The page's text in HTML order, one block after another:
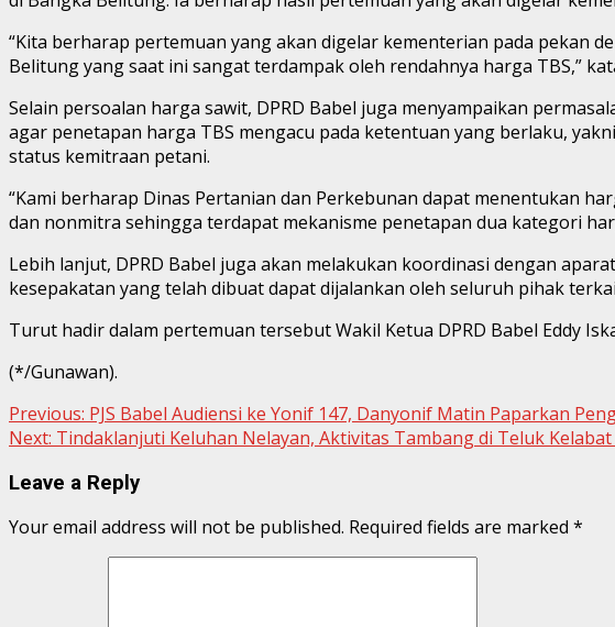
“Kita berharap pertemuan yang akan digelar kementerian pada pekan
Belitung yang saat ini sangat terdampak oleh rendahnya harga TBS,”
Selain persoalan harga sawit, DPRD Babel juga menyampaikan
agar penetapan harga TBS mengacu pada ketentuan yang berlaku,
status kemitraan petani.
“Kami berharap Dinas Pertanian dan Perkebunan dapat menentukan
dan nonmitra sehingga terdapat mekanisme penetapan dua kategori
Lebih lanjut, DPRD Babel juga akan melakukan koordinasi dengan
kesepakatan yang telah dibuat dapat dijalankan oleh seluruh pihak
Turut hadir dalam pertemuan tersebut Wakil Ketua DPRD Babel Eddy
(*/Gunawan).
Continue
Reading
Previous: PJS Babel Audiensi ke Yonif 147, Danyonif Matin Paparkan
Next: Tindaklanjuti Keluhan Nelayan, Aktivitas Tambang di Teluk
Leave a Reply
Your email address will not be published. Required fields are marked *